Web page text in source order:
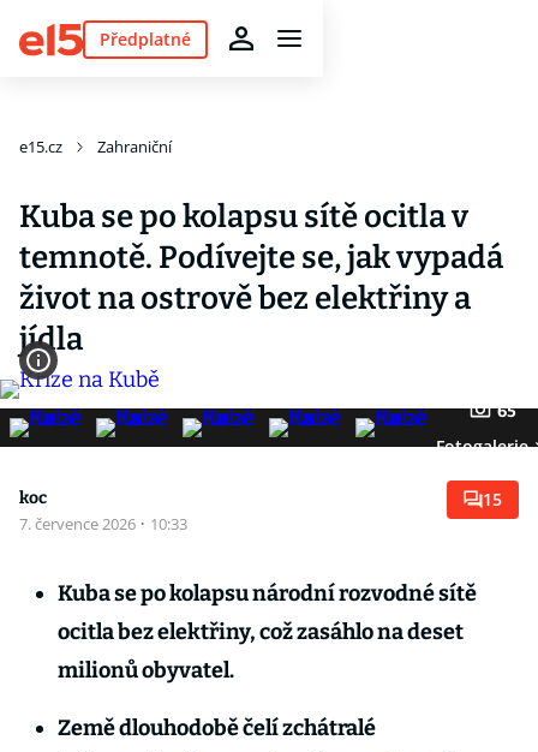
Předplatné
e15.cz Zahraniční
Kuba se po kolapsu sítě ocitla v
temnotě. Podívejte se, jak vypadá
život na ostrově bez elektřiny a
jídla
65
Fotogalerie
koc
7. července 2026 · 10:33
15
Kuba se po kolapsu národní rozvodné sítě
ocitla bez elektřiny, což zasáhlo na deset
milionů obyvatel.
Země dlouhodobě čelí zchátralé